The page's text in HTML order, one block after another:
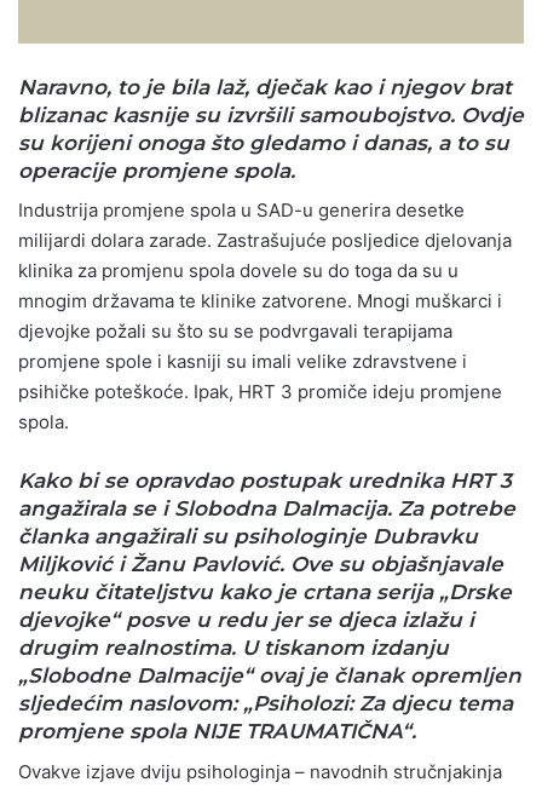
Naravno, to je bila laž, dječak kao i njegov brat
blizanac kasnije su izvršili samoubojstvo. Ovdje
su korijeni onoga što gledamo i danas, a to su
operacije promjene spola.
Industrija promjene spola u SAD-u generira desetke
milijardi dolara zarade. Zastrašujuće posljedice djelovanja
klinika za promjenu spola dovele su do toga da su u
mnogim državama te klinike zatvorene. Mnogi muškarci i
djevojke požali su što su se podvrgavali terapijama
promjene spole i kasniji su imali velike zdravstvene i
psihičke poteškoće. Ipak, HRT 3 promiče ideju promjene
spola.
Kako bi se opravdao postupak urednika HRT 3
angažirala se i Slobodna Dalmacija. Za potrebe
članka angažirali su psihologinje Dubravku
Miljković i Žanu Pavlović. Ove su objašnjavale
neuku čitateljstvu kako je crtana serija „Drske
djevojke“ posve u redu jer se djeca izlažu i
drugim realnostima. U tiskanom izdanju
„Slobodne Dalmacije“ ovaj je članak opremljen
sljedećim naslovom: „Psiholozi: Za djecu tema
promjene spola NIJE TRAUMATIČNA“.
Ovakve izjave dviju psihologinja – navodnih stručnjakinja